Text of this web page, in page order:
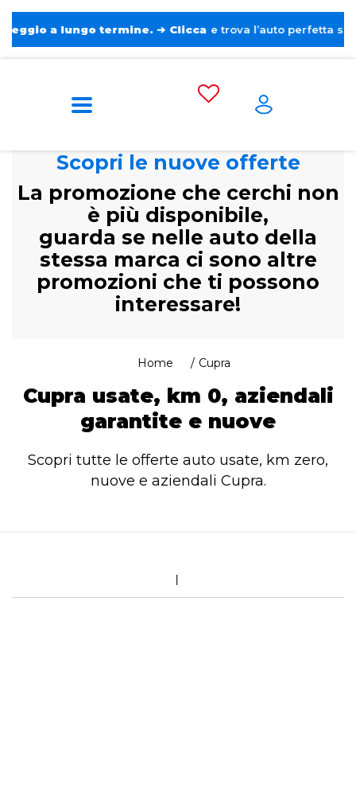
a lungo termine. ➔ Clicca e trova l’auto perfetta senza
Scopri le nuove offerte
La promozione che cerchi non
è più disponibile,
guarda se nelle auto della
stessa marca ci sono altre
promozioni che ti possono
interessare!
Home Cupra
Cupra usate, km 0, aziendali
garantite e nuove
Scopri tutte le offerte auto usate, km zero,
nuove e aziendali Cupra.